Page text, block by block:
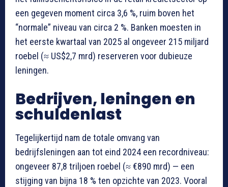
een gegeven moment circa 3,6 %, ruim boven het
“normale” niveau van circa 2 %. Banken moesten in
het eerste kwartaal van 2025 al ongeveer 215 miljard
roebel (≈ US$2,7 mrd) reserveren voor dubieuze
leningen.
Bedrijven, leningen en
schuldenlast
Tegelijkertijd nam de totale omvang van
bedrijfsleningen aan tot eind 2024 een recordniveau:
ongeveer 87,8 triljoen roebel (≈ €890 mrd) — een
stijging van bijna 18 % ten opzichte van 2023. Vooral